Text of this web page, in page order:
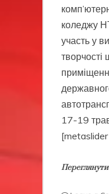
коледжу
участь у
творчості
17-19